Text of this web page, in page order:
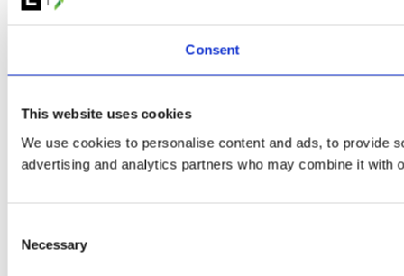
Consent
This website uses cookies
We use cookies to personalise content and ads, to provide
advertising and analytics partners who may combine it with
Selection
Necessary